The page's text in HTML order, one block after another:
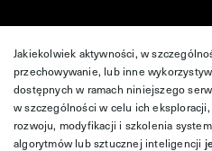
Jakiekolwiek aktywności, w
przechowywanie, lub inne
dostępnych w ramach niniejszego
w szczególności w celu ich
rozwoju, modyfikacji i szkolenia
algorytmów lub sztucznej inteligencji